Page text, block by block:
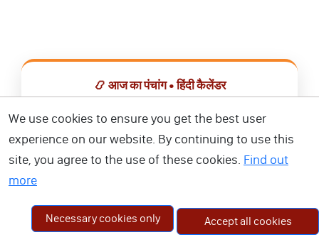
📿 आज का पंचांग • हिंदी कैलेंडर
📅 हिंदी कैलेंडर ऐप डाउनलोड करें
We use cookies to ensure you get the best user
experience on our website. By continuing to use this
site, you agree to the use of these cookies. Find out
more
Necessary cookies only Accept all cookies